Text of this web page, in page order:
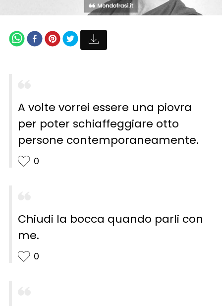
A volte vorrei essere una piovra
per poter schiaffeggiare otto
persone contemporaneamente.
0
Chiudi la bocca quando parli con
me.
0